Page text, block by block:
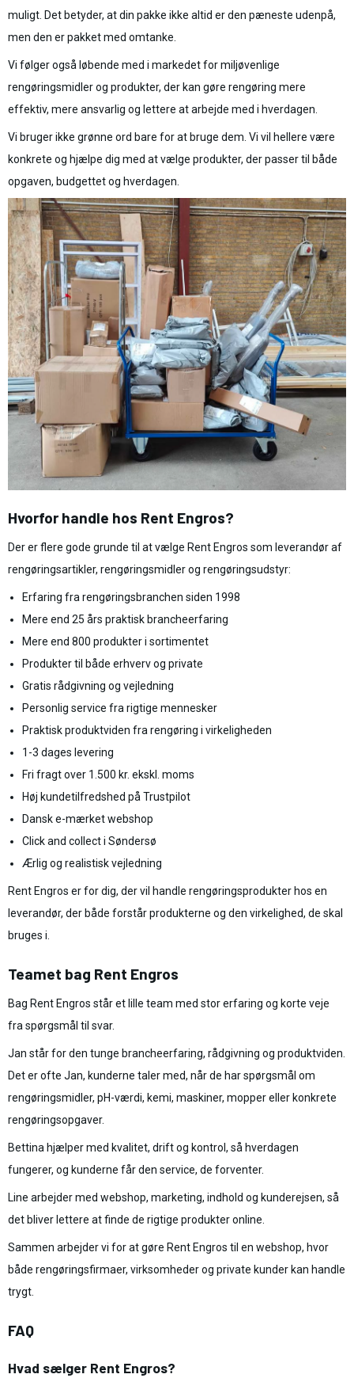
muligt. Det betyder, at din pakke ikke altid er den pæneste udenpå,
men den er pakket med omtanke.
Vi følger også løbende med i markedet for miljøvenlige
rengøringsmidler og produkter, der kan gøre rengøring mere
effektiv, mere ansvarlig og lettere at arbejde med i hverdagen.
Vi bruger ikke grønne ord bare for at bruge dem. Vi vil hellere være
konkrete og hjælpe dig med at vælge produkter, der passer til både
opgaven, budgettet og hverdagen.
Hvorfor handle hos Rent Engros?
Der er flere gode grunde til at vælge Rent Engros som leverandør af
rengøringsartikler, rengøringsmidler og rengøringsudstyr:
Erfaring fra rengøringsbranchen siden 1998
Mere end 25 års praktisk brancheerfaring
Mere end 800 produkter i sortimentet
Produkter til både erhverv og private
Gratis rådgivning og vejledning
Personlig service fra rigtige mennesker
Praktisk produktviden fra rengøring i virkeligheden
1-3 dages levering
Fri fragt over 1.500 kr. ekskl. moms
Høj kundetilfredshed på Trustpilot
Dansk e-mærket webshop
Click and collect i Søndersø
Ærlig og realistisk vejledning
Rent Engros er for dig, der vil handle rengøringsprodukter hos en
leverandør, der både forstår produkterne og den virkelighed, de skal
bruges i.
Teamet bag Rent Engros
Bag Rent Engros står et lille team med stor erfaring og korte veje
fra spørgsmål til svar.
Jan står for den tunge brancheerfaring, rådgivning og produktviden.
Det er ofte Jan, kunderne taler med, når de har spørgsmål om
rengøringsmidler, pH-værdi, kemi, maskiner, mopper eller konkrete
rengøringsopgaver.
Bettina hjælper med kvalitet, drift og kontrol, så hverdagen
fungerer, og kunderne får den service, de forventer.
Line arbejder med webshop, marketing, indhold og kunderejsen, så
det bliver lettere at finde de rigtige produkter online.
Sammen arbejder vi for at gøre Rent Engros til en webshop, hvor
både rengøringsfirmaer, virksomheder og private kunder kan handle
trygt.
FAQ
Hvad sælger Rent Engros?